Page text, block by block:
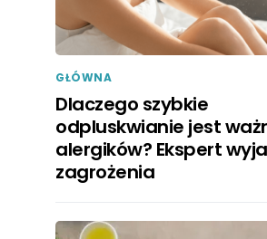
GŁÓWNA
Dlaczego szybkie
odpluskwianie jest
alergików? Ekspert
zagrożenia